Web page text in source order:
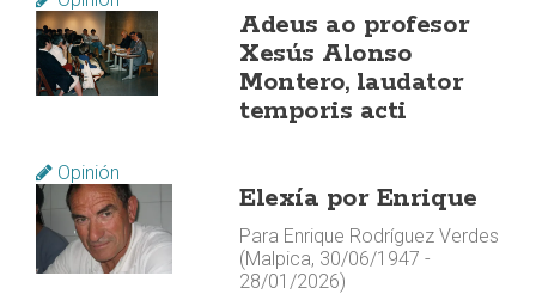
Adeus ao profesor
Xesús Alonso
Montero, laudator
temporis acti
Opinión
Elexía por Enrique
Para Enrique Rodríguez Verdes
(Malpica, 30/06/1947 -
28/01/2026)